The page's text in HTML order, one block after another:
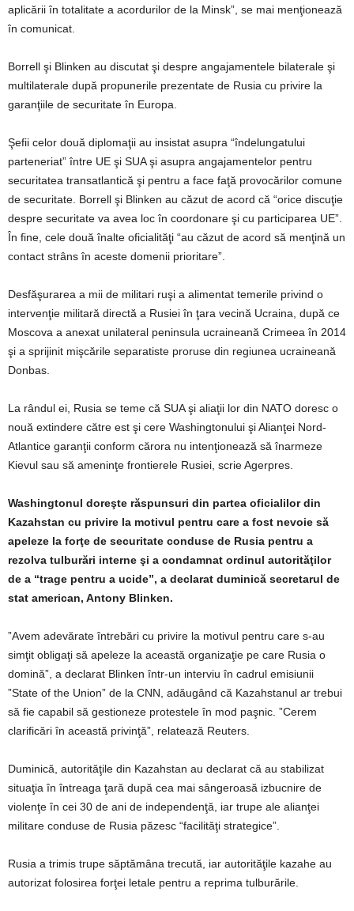
aplicării în totalitate a acordurilor de la Minsk”, se mai menţionează
în comunicat.
Borrell şi Blinken au discutat şi despre angajamentele bilaterale şi
multilaterale după propunerile prezentate de Rusia cu privire la
garanţiile de securitate în Europa.
Şefii celor două diplomaţii au insistat asupra “îndelungatului
parteneriat” între UE şi SUA şi asupra angajamentelor pentru
securitatea transatlantică şi pentru a face faţă provocărilor comune
de securitate. Borrell şi Blinken au căzut de acord că “orice discuţie
despre securitate va avea loc în coordonare şi cu participarea UE”.
În fine, cele două înalte oficialităţi “au căzut de acord să menţină un
contact strâns în aceste domenii prioritare”.
Desfăşurarea a mii de militari ruşi a alimentat temerile privind o
intervenţie militară directă a Rusiei în ţara vecină Ucraina, după ce
Moscova a anexat unilateral peninsula ucraineană Crimeea în 2014
şi a sprijinit mişcările separatiste proruse din regiunea ucraineană
Donbas.
La rândul ei, Rusia se teme că SUA şi aliaţii lor din NATO doresc o
nouă extindere către est şi cere Washingtonului şi Alianţei Nord-
Atlantice garanţii conform cărora nu intenţionează să înarmeze
Kievul sau să ameninţe frontierele Rusiei, scrie Agerpres.
Washingtonul doreşte răspunsuri din partea oficialilor din
Kazahstan cu privire la motivul pentru care a fost nevoie să
apeleze la forţe de securitate conduse de Rusia pentru a
rezolva tulburări interne şi a condamnat ordinul autorităţilor
de a “trage pentru a ucide”, a declarat duminică secretarul de
stat american, Antony Blinken.
”Avem adevărate întrebări cu privire la motivul pentru care s-au
simţit obligaţi să apeleze la această organizaţie pe care Rusia o
domină”, a declarat Blinken într-un interviu în cadrul emisiunii
”State of the Union” de la CNN, adăugând că Kazahstanul ar trebui
să fie capabil să gestioneze protestele în mod paşnic. ”Cerem
clarificări în această privinţă”, relatează Reuters.
Duminică, autorităţile din Kazahstan au declarat că au stabilizat
situaţia în întreaga ţară după cea mai sângeroasă izbucnire de
violenţe în cei 30 de ani de independenţă, iar trupe ale alianţei
militare conduse de Rusia păzesc “facilităţi strategice”.
Rusia a trimis trupe săptămâna trecută, iar autorităţile kazahe au
autorizat folosirea forţei letale pentru a reprima tulburările.